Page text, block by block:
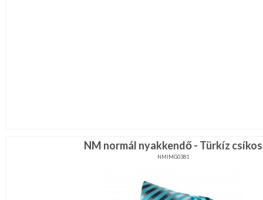
NM normál nyakkendő - Türkíz csíkos
NMIMG0381